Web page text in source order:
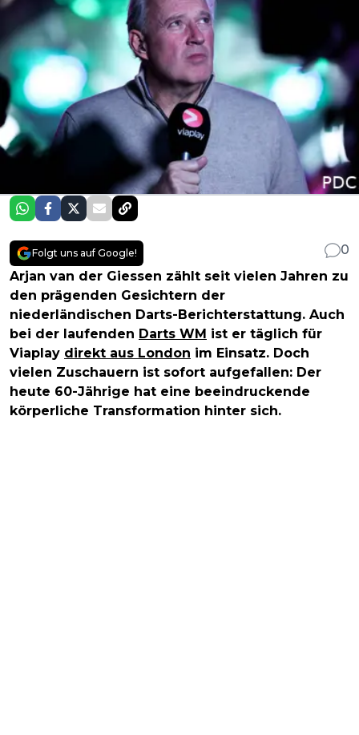
Folgt uns auf Google!
0
Arjan van der Giessen zählt seit vielen Jahren zu
den prägenden Gesichtern der
niederländischen Darts-Berichterstattung. Auch
bei der laufenden Darts WM ist er täglich für
Viaplay direkt aus London im Einsatz. Doch
vielen Zuschauern ist sofort aufgefallen: Der
heute 60-Jährige hat eine beeindruckende
körperliche Transformation hinter sich.